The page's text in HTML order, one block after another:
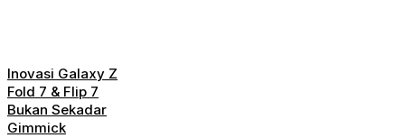
Inovasi Galaxy Z
Fold 7 & Flip 7
Bukan Sekadar
Gimmick